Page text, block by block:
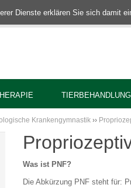
Dienste erklären Sie sich damit
Krankengymnastik ››
Was ist PNF?
Die Abkürzung PNF steht für: